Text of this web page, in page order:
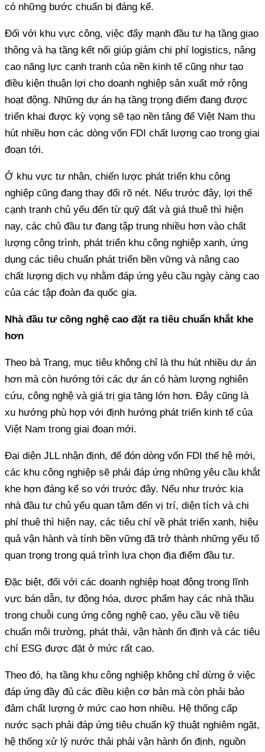
có những bước chuẩn bị đáng kể.
Đối với khu vực công, việc đẩy mạnh đầu tư hạ tầng giao
thông và hạ tầng kết nối giúp giảm chi phí logistics, nâng
cao năng lực cạnh tranh của nền kinh tế cũng như tạo
điều kiện thuận lợi cho doanh nghiệp sản xuất mở rộng
hoạt động. Những dự án hạ tầng trọng điểm đang được
triển khai được kỳ vọng sẽ tạo nền tảng để Việt Nam thu
hút nhiều hơn các dòng vốn FDI chất lượng cao trong giai
đoạn tới.
Ở khu vực tư nhân, chiến lược phát triển khu công
nghiệp cũng đang thay đổi rõ nét. Nếu trước đây, lợi thế
cạnh tranh chủ yếu đến từ quỹ đất và giá thuê thì hiện
nay, các chủ đầu tư đang tập trung nhiều hơn vào chất
lượng công trình, phát triển khu công nghiệp xanh, ứng
dụng các tiêu chuẩn phát triển bền vững và nâng cao
chất lượng dịch vụ nhằm đáp ứng yêu cầu ngày càng cao
của các tập đoàn đa quốc gia.
Nhà đầu tư công nghệ cao đặt ra tiêu chuẩn khắt khe
hơn
Theo bà Trang, mục tiêu không chỉ là thu hút nhiều dự án
hơn mà còn hướng tới các dự án có hàm lượng nghiên
cứu, công nghệ và giá trị gia tăng lớn hơn. Đây cũng là
xu hướng phù hợp với định hướng phát triển kinh tế của
Việt Nam trong giai đoạn mới.
Đại diện JLL nhận định, để đón dòng vốn FDI thế hệ mới,
các khu công nghiệp sẽ phải đáp ứng những yêu cầu khắt
khe hơn đáng kể so với trước đây. Nếu như trước kia
nhà đầu tư chủ yếu quan tâm đến vị trí, diện tích và chi
phí thuê thì hiện nay, các tiêu chí về phát triển xanh, hiệu
quả vận hành và tính bền vững đã trở thành những yếu tố
quan trọng trong quá trình lựa chọn địa điểm đầu tư.
Đặc biệt, đối với các doanh nghiệp hoạt động trong lĩnh
vực bán dẫn, tự động hóa, dược phẩm hay các nhà thầu
trong chuỗi cung ứng công nghệ cao, yêu cầu về tiêu
chuẩn môi trường, phát thải, vận hành ổn định và các tiêu
chí ESG được đặt ở mức rất cao.
Theo đó, hạ tầng khu công nghiệp không chỉ dừng ở việc
đáp ứng đầy đủ các điều kiện cơ bản mà còn phải bảo
đảm chất lượng ở mức cao hơn nhiều. Hệ thống cấp
nước sạch phải đáp ứng tiêu chuẩn kỹ thuật nghiêm ngặt,
hệ thống xử lý nước thải phải vận hành ổn định, nguồn